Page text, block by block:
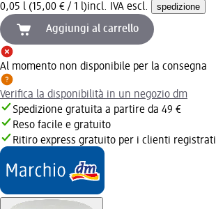
0,05 l (15,00 € / 1 l)incl. IVA escl. spedizione
Aggiungi al carrello
Al momento non disponibile per la consegna
Verifica la disponibilità in un negozio dm
Spedizione gratuita a partire da 49 €
Reso facile e gratuito
Ritiro express gratuito per i clienti registrati